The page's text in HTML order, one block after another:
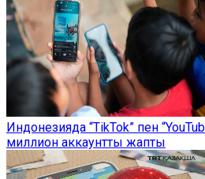
Индонезияда “TikTok” пен
миллион аккаунтты жапты